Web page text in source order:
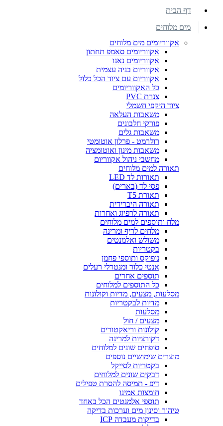
דף הבית
מים מלוחים
אקווריומים מים מלוחים
אקווריומים סאמפ תחתון
אקווריומים נאנו
אקווריום בניה עצמית
אקווריום עם ציוד הכל כלול
כל האקווריומים
צנרת PVC
ציוד היקפי חשמלי
משאבות העלאה
פורקי חלבונים
משאבות גלים
רולרמט - פרלון אוטומטי
משאבות מינון ואוטומציה
מחשבי ניהול אקווריום
תאורה למים מלוחים
תאורות לד LED
פסי לד (בארים)
תאורת T5
תאורה היברידית
תאורה לרפיוג ואחרות
מלח ותוספים למים מלוחים
מלחים לריף ומרינה
משולש ואלמנטים
בקטריות
נופוקס ותוספי פחמן
אנטי כלור ומנטרלי רעלים
תוספים אחרים
כל התוספים למלוחים
מסלעות, מצעים, מדיות וקולונות
מדיות לבקטריות
מסלעות
מצעים / חול
קולונות וריאקטורים
דקורציות למרינה
סופחים שונים למלוחים
מוצרים שימושיים נוספים
בקטריות לסייקל
דבקים שונים למלוחים
דיפ - תמיסה להסרת טפילים
חומצות אמינו
תוספי אלמנטים הכל באחד
טיהור וסינון מים וערכות בדיקה
בדיקות מעבדה ICP